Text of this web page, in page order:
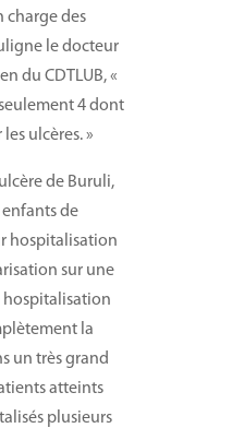
charge des
le docteur
du CDTLUB, «
4 dont
ulcères. »
de Buruli,
enfants de
hospitalisation
sur une
hospitalisation
la
un très grand
atteints
plusieurs